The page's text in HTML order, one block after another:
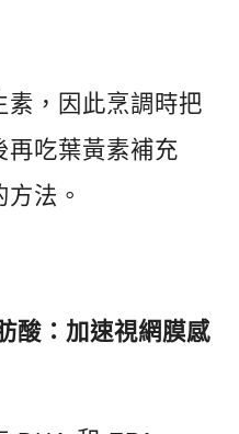
素，因此烹調時把
再吃葉黃素補充
法。
酸：加速視網膜感